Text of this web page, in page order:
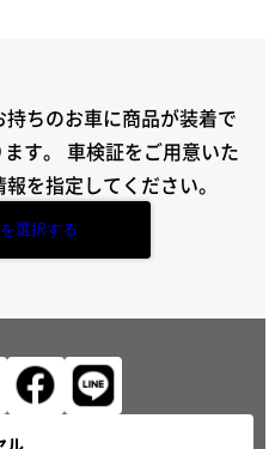
ちのお車に商品が装着で
す。 車検証をご用意いた
を指定してください。
選択する
ル